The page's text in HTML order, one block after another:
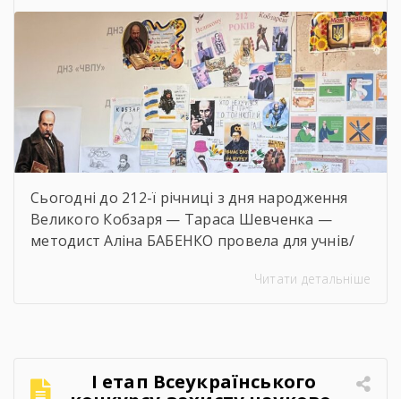
Сьогодні до 212-ї річниці з дня народження
Великого Кобзаря — Тараса Шевченка —
методист Аліна БАБЕНКО провела для учнів/
закладу інтерактивний захід «Кобзар
поезії, а також разом виконали безсмертний
Читати детальніше
І етап Всеукраїнського